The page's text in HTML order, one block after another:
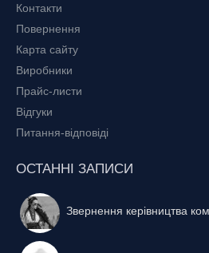
Контакти
Повернення
Карта сайту
Виробники
Прайс-листи
Відгуки
Питання-відповіді
ОСТАННІ ЗАПИСИ
Звернення керівництва